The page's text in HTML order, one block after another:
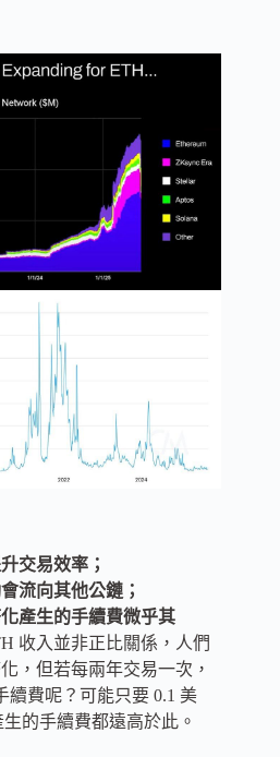
交易效率；
流向其他公鏈；
產生的手續費微乎其
收入並非正比關係，人們
，但若每兩年交易一次，
續費呢？可能只要 0.1 美
的手續費都遠高於此。